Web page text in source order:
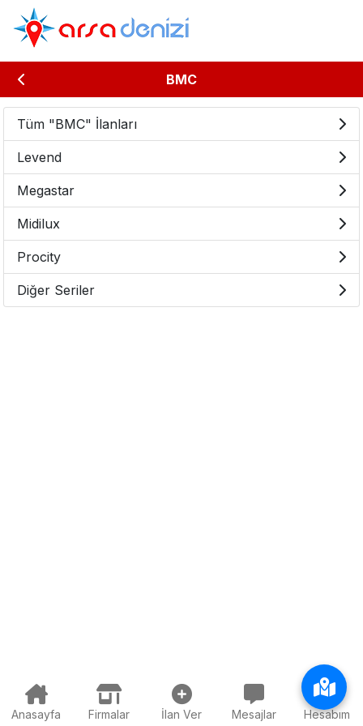
BMC
Tüm "BMC" İlanları
Levend
Megastar
Midilux
Procity
Diğer Seriler
Anasayfa Firmalar İlan Ver Mesajlar Hesabım